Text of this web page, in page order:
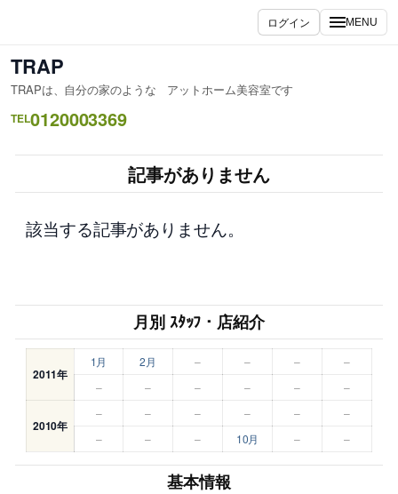
を
ス
キ
ッ
ログイン MENU
TRAP
TRAPは、自分の家のような アットホーム美容室です
TEL0120003369
記事がありません
該当する記事がありません。
月別 ｽﾀｯﾌ・店紹介
2011年
1月 2月 – – –
–
–
– – – – –
2010年
– – – – –
–
–
– – 10月 – –
基本情報